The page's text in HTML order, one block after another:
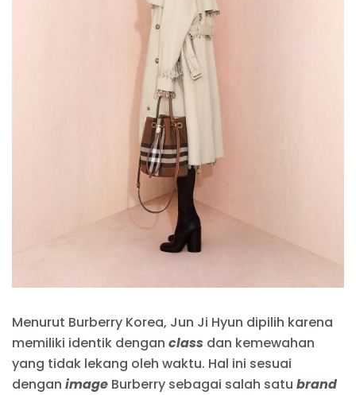
Menurut Burberry Korea, Jun Ji Hyun dipilih karena
memiliki identik dengan class dan kemewahan
yang tidak lekang oleh waktu. Hal ini sesuai
dengan image Burberry sebagai salah satu brand